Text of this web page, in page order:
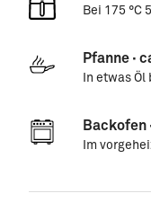
Bei 175 °C
Pfanne ·
In etwas
Backofen
Im